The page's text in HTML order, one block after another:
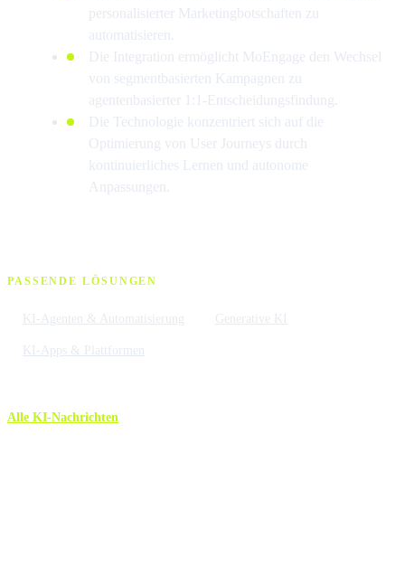
personalisierter Marketingbotschaften zu
automatisieren.
Die Integration ermöglicht MoEngage den Wechsel
von segmentbasierten Kampagnen zu
agentenbasierter 1:1-Entscheidungsfindung.
Die Technologie konzentriert sich auf die
Optimierung von User Journeys durch
kontinuierliches Lernen und autonome
Anpassungen.
PASSENDE LÖSUNGEN
KI-Agenten & Automatisierung Generative KI
KI-Apps & Plattformen
Alle KI-Nachrichten